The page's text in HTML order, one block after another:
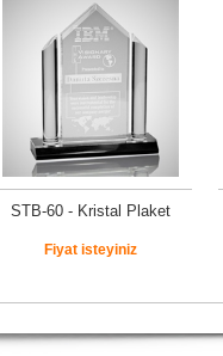
STB-60 - Kristal Plaket
Fiyat isteyiniz